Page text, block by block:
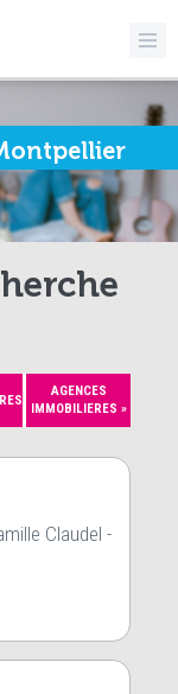
AGENCES
IMMOBILIERES »
Claudel -